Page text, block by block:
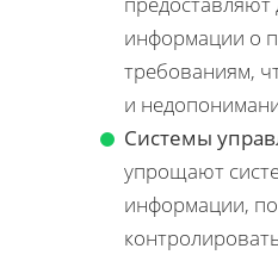
информации о
требованиям,
и
Системы
упрощают
информации,